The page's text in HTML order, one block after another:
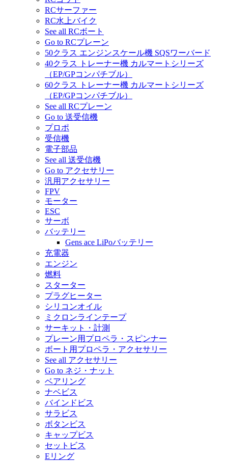
RCサーファー
RC水上バイク
See all RCボート
Go to RCプレーン
50クラス エンジンスケール機 SQSワーバード
40クラス トレーナー機 カルマートシリーズ
（EP/GPコンパチブル）
60クラス トレーナー機 カルマートシリーズ
（EP/GPコンパチブル）
See all RCプレーン
Go to 送受信機
プロポ
受信機
電子部品
See all 送受信機
Go to アクセサリー
汎用アクセサリー
FPV
モーター
ESC
サーボ
バッテリー
Gens ace LiPoバッテリー
充電器
エンジン
燃料
スターター
プラグヒーター
シリコンオイル
ミクロンラインテープ
サーキット・計測
プレーン用プロペラ・スピンナー
ボート用プロペラ・アクセサリー
See all アクセサリー
Go to ネジ・ナット
ベアリング
ナベビス
バインドビス
サラビス
ボタンビス
キャップビス
セットビス
Eリング